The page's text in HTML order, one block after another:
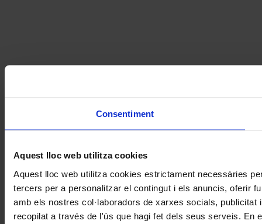
Consentiment
Aquest lloc web utilitza cookies
Aquest lloc web utilitza cookies estrictament necessàries
tercers per a personalitzar el contingut i els anuncis, oferir
amb els nostres col·laboradors de xarxes socials,
recopilat a través de l'ús que hagi fet dels seus serveis. En